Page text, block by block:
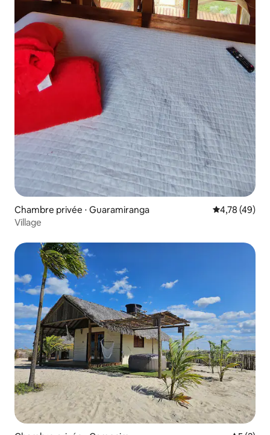
Chambre privée ⋅ Guaramiranga Évaluation
4,78 (49)
Village